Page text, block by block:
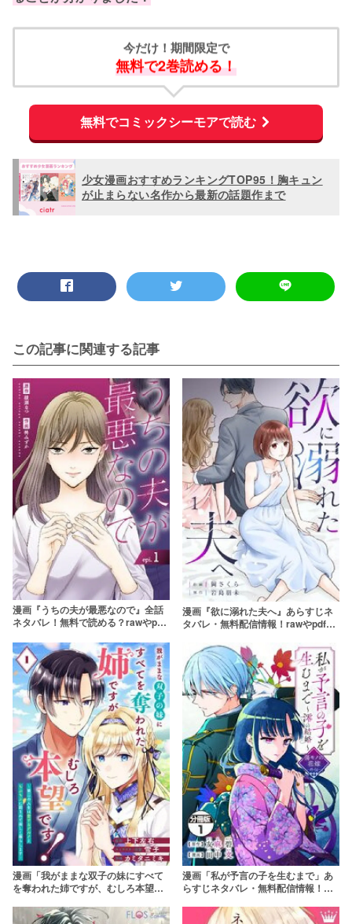
今だけ！期間限定で
無料で2巻読める！
無料でコミックシーモアで読む
少女漫画おすすめランキングTOP95！胸キュン
が止まらない名作から最新の話題作まで
この記事に関連する記事
漫画『うちの夫が最悪なので』全話
ネタバレ！無料で読める？rawやpdf
漫画『欲に溺れた夫へ』あらすじネ
タバレ・無料配信情報！rawやpdfで
漫画「我がままな双子の妹にすべて
を奪われた姉ですが、むしろ本望で
情報！rawやpdfで読むのはやめよう
漫画「私が予言の子を生むまで」あ
らすじネタバレ・無料配信情報！